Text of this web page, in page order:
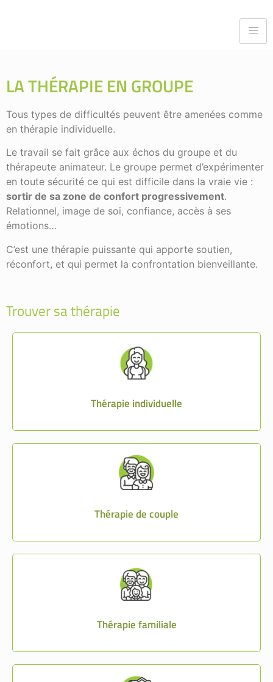
LA THÉRAPIE EN GROUPE
Tous types de difficultés peuvent être amenées comme
en thérapie individuelle.
Le travail se fait grâce aux échos du groupe et du
thérapeute animateur. Le groupe permet d’expérimenter
en toute sécurité ce qui est difficile dans la vraie vie :
sortir de sa zone de confort progressivement.
Relationnel, image de soi, confiance, accès à ses
émotions…
C’est une thérapie puissante qui apporte soutien,
réconfort, et qui permet la confrontation bienveillante.
Trouver sa thérapie
Thérapie individuelle
Thérapie de couple
Thérapie familiale